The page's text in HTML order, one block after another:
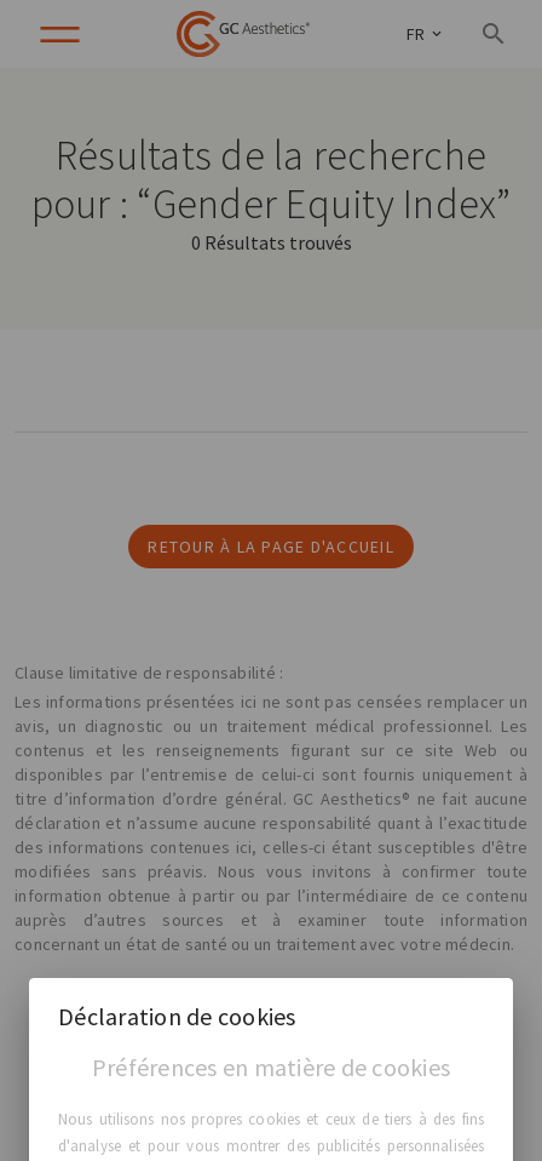
FR
Résultats de la recherche
pour : “Gender Equity Index”
0 Résultats trouvés
RETOUR À LA PAGE D'ACCUEIL
Clause limitative de responsabilité :
Les informations présentées ici ne sont pas censées remplacer un
avis, un diagnostic ou un traitement médical professionnel. Les
contenus et les renseignements figurant sur ce site Web ou
disponibles par l’entremise de celui-ci sont fournis uniquement à
titre d’information d’ordre général. GC Aesthetics® ne fait aucune
déclaration et n’assume aucune responsabilité quant à l’exactitude
des informations contenues ici, celles-ci étant susceptibles d'être
modifiées sans préavis. Nous vous invitons à confirmer toute
information obtenue à partir ou par l’intermédiaire de ce contenu
auprès d’autres sources et à examiner toute information
concernant un état de santé ou un traitement avec votre médecin.
À propos de GC Aesthetics®
Déclaration de cookies
Préférences en matière de cookies
Nous utilisons nos propres cookies et ceux de tiers à des fins
d'analyse et pour vous montrer des publicités personnalisées